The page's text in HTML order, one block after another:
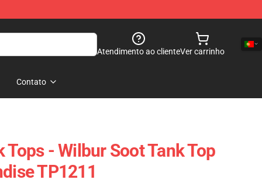
Atendimento ao clienteVer carrinho
Contato
Tops - Wilbur Soot Tank Top
TP1211